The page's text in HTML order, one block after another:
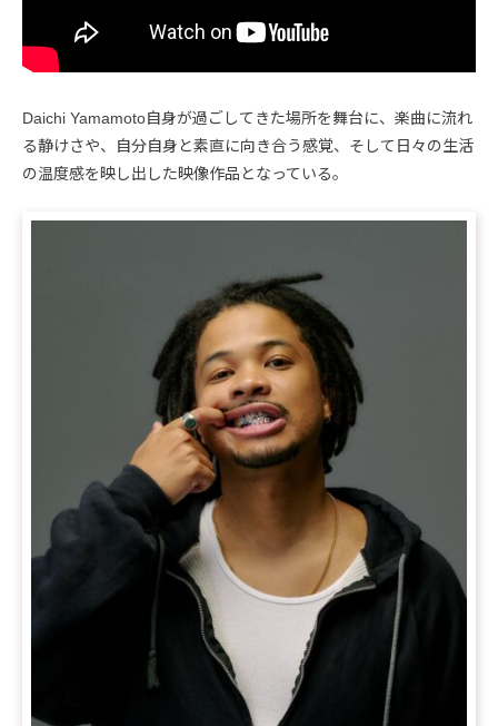
Daichi Yamamoto自身が過ごしてきた場所を舞台に、楽曲に流れ
る静けさや、自分自身と素直に向き合う感覚、そして日々の生活
の温度感を映し出した映像作品となっている。